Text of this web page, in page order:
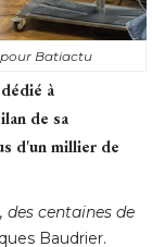
Batiactu
à
de sa
d'un millier de
centaines de
Baudrier.